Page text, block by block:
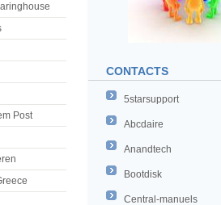
CONTACTS
5starsupport
Abcdaire
Anandtech
Bootdisk
Central-manuels
Post